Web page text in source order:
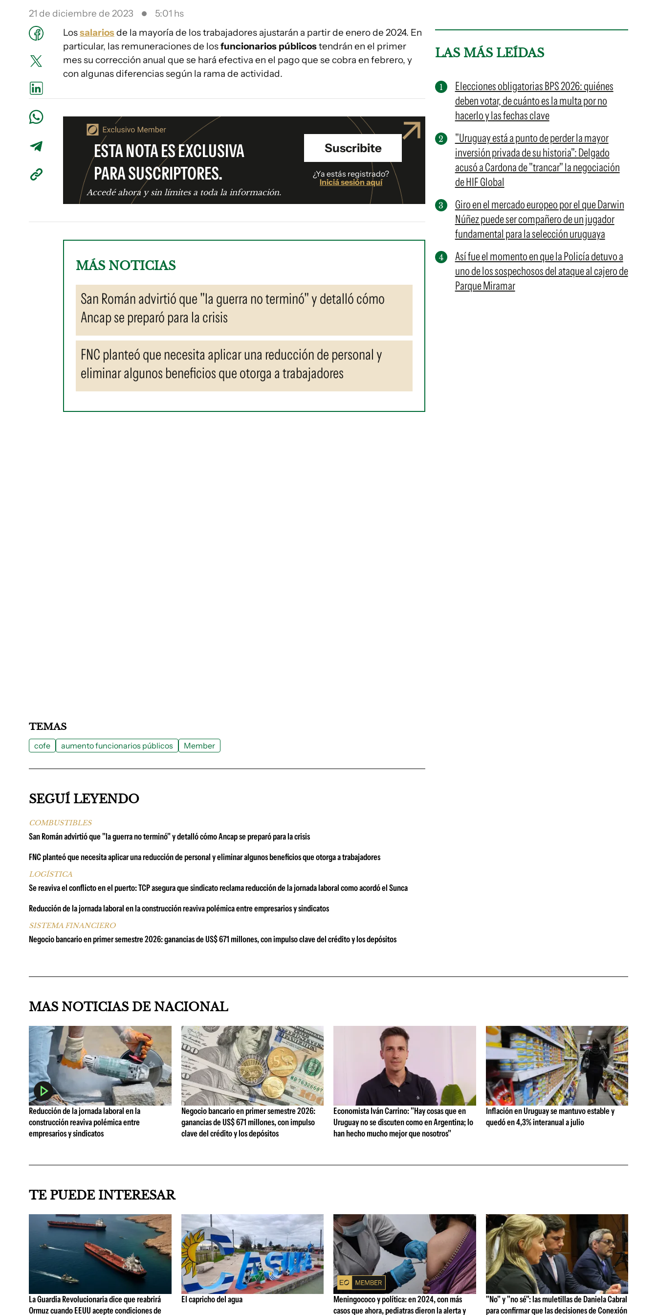
21 de diciembre de 2023
5:01 hs
Lossalariosde la mayoría de los trabajadores ajustarán a partir de enero de 2024. En
particular, las remuneraciones de losfuncionarios públicostendrán en el primer
mes su corrección anual que se hará efectiva en el pago que se cobra en febrero, y
con algunas diferencias según la rama de actividad.
ESTA NOTA ES EXCLUSIVA
PARA SUSCRIPTORES.
Accedé ahora y sin límites a toda la información.
Suscribite
¿Ya estás registrado?
Iniciá sesión aquí
MÁS NOTICIAS
San Román advirtió que "la guerra no terminó" y detalló cómo
Ancap se preparó para la crisis
FNC planteó que necesita aplicar una reducción de personal y
eliminar algunos beneficios que otorga a trabajadores
LAS MÁS LEÍDAS
Elecciones obligatorias BPS 2026: quiénes
deben votar, de cuánto es la multa por no
hacerlo y las fechas clave
"Uruguay está a punto de perder la mayor
inversión privada de su historia": Delgado
acusó a Cardona de "trancar" la negociación
de HIF Global
Giro en el mercado europeo por el que Darwin
Núñez puede ser compañero de un jugador
fundamental para la selección uruguaya
Así fue el momento en que la Policía detuvo a
uno de los sospechosos del ataque al cajero de
Parque Miramar
TEMAS
cofe aumento funcionarios públicos Member
SEGUÍ LEYENDO
COMBUSTIBLES
San Román advirtió que "la guerra no terminó" y detalló cómo Ancap se preparó para la crisis
FNC planteó que necesita aplicar una reducción de personal y eliminar algunos beneficios que otorga a trabajadores
LOGÍSTICA
Se reaviva el conflicto en el puerto: TCP asegura que sindicato reclama reducción de la jornada laboral como acordó el Sunca
Reducción de la jornada laboral en la construcción reaviva polémica entre empresarios y sindicatos
SISTEMA FINANCIERO
Negocio bancario en primer semestre 2026: ganancias de US$ 671 millones, con impulso clave del crédito y los depósitos
MAS NOTICIAS DE NACIONAL
Reducción de la jornada laboral en la
construcción reaviva polémica entre
empresarios y sindicatos
Negocio bancario en primer semestre 2026:
ganancias de US$ 671 millones, con impulso
clave del crédito y los depósitos
Economista Iván Carrino: "Hay cosas que en
Uruguay no se discuten como en Argentina; lo
han hecho mucho mejor que nosotros"
Inflación en Uruguay se mantuvo estable y
quedó en 4,3% interanual a julio
TE PUEDE INTERESAR
La Guardia Revolucionaria dice que reabrirá
Ormuz cuando EEUU acepte condiciones de
El capricho del agua
Meningococo y política: en 2024, con más
casos que ahora, pediatras dieron la alerta y
"No" y "no sé": las muletillas de Daniela Cabral
para confirmar que las decisiones de Conexión